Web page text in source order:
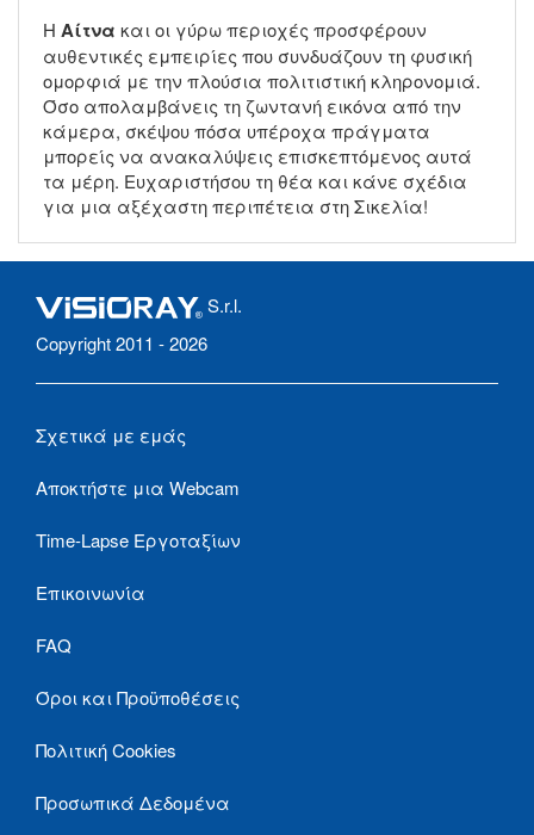
Η Αίτνα και οι γύρω περιοχές προσφέρουν
αυθεντικές εμπειρίες που συνδυάζουν τη φυσική
ομορφιά με την πλούσια πολιτιστική κληρονομιά.
Όσο απολαμβάνεις τη ζωντανή εικόνα από την
κάμερα, σκέψου πόσα υπέροχα πράγματα
μπορείς να ανακαλύψεις επισκεπτόμενος αυτά
τα μέρη. Ευχαριστήσου τη θέα και κάνε σχέδια
για μια αξέχαστη περιπέτεια στη Σικελία!
S.r.l.
Copyright 2011 - 2026
Σχετικά με εμάς
Αποκτήστε μια Webcam
Time-Lapse Εργοταξίων
Επικοινωνία
FAQ
Όροι και Προϋποθέσεις
Πολιτική Cookies
Προσωπικά Δεδομένα